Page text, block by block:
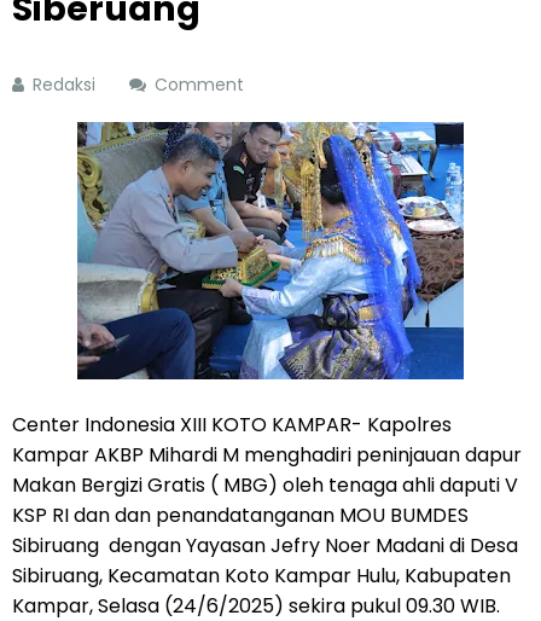
Redaksi Comment
Center Indonesia XIII KOTO KAMPAR- Kapolres
Kampar AKBP Mihardi M menghadiri peninjauan dapur
Makan Bergizi Gratis ( MBG) oleh tenaga ahli daputi V
KSP RI dan dan penandatanganan MOU BUMDES
Sibiruang dengan Yayasan Jefry Noer Madani di Desa
Sibiruang, Kecamatan Koto Kampar Hulu, Kabupaten
Kampar, Selasa (24/6/2025) sekira pukul 09.30 WIB.